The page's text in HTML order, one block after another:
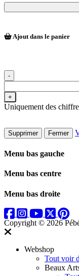
Loading...
Loading...
Ajout dans le panier
-
+
Uniquement des
Supprimer Fermer
Menu bas gauche
Menu bas centre
Menu bas droite
Copyright © 2026
Webshop
Tout voir
Beaux